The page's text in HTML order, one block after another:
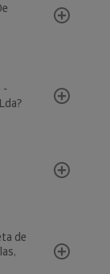
-
de